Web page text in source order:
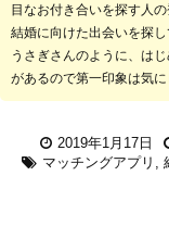
目なお付き合いを探す人の
結婚に向けた出会いを探
うさぎさんのように、は
があるので第一印象は気
2019年1月17日
マッチングアプリ